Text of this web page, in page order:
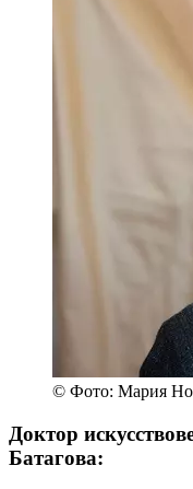
© Фото: Мария
Доктор
Батагова: